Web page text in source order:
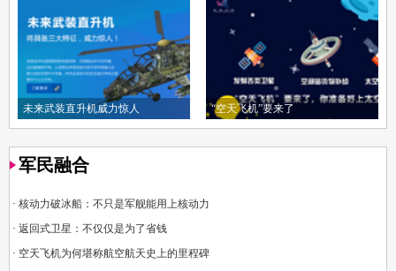
未来武装直升机威力惊人 “空天飞机”要来了
军民融合
· 核动力破冰船：不只是军舰能用上核动力
· 返回式卫星：不仅仅是为了省钱
· 空天飞机为何堪称航空航天史上的里程碑